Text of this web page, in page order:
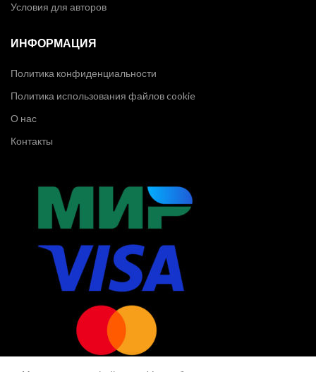
Условия для авторов
ИНФОРМАЦИЯ
Политика конфиденциальности
Политика использования файлов cookie
О нас
Контакты